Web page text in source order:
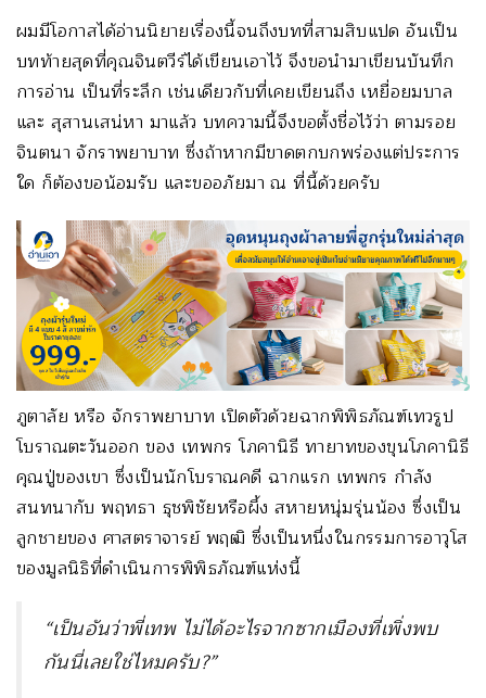
ผมมีโอกาสได้อ่านนิยายเรื่องนี้จนถึงบทที่สามสิบแปด อันเป็น
บทท้ายสุดที่คุณจินตวีร์ได้เขียนเอาไว้ จึงขอนำมาเขียนบันทึก
การอ่าน เป็นที่ระลึก เช่นเดียวกับที่เคยเขียนถึง เหยื่อยมบาล
และ สุสานเสน่หา มาแล้ว บทความนี้จึงขอตั้งชื่อไว้ว่า ตามรอย
จินตนา จักราพยาบาท ซึ่งถ้าหากมีขาดตกบกพร่องแต่ประการ
ใด ก็ต้องขอน้อมรับ และขออภัยมา ณ ที่นี้ด้วยครับ
ภูตาลัย หรือ จักราพยาบาท เปิดตัวด้วยฉากพิพิธภัณฑ์เทวรูป
โบราณตะวันออก ของ เทพกร โภคานิธี ทายาทของขุนโภคานิธี
คุณปู่ของเขา ซึ่งเป็นนักโบราณคดี ฉากแรก เทพกร กำลัง
สนทนากับ พฤทธา ธุชพิชัยหรือผึ้ง สหายหนุ่มรุ่นน้อง ซึ่งเป็น
ลูกชายของ ศาสตราจารย์ พฤฒิ ซึ่งเป็นหนึ่งในกรรมการอาวุโส
ของมูลนิธิที่ดำเนินการพิพิธภัณฑ์แห่งนี้
“เป็นอันว่าพี่เทพ ไม่ได้อะไรจากซากเมืองที่เพิ่งพบ
กันนี่เลยใช่ไหมครับ?”